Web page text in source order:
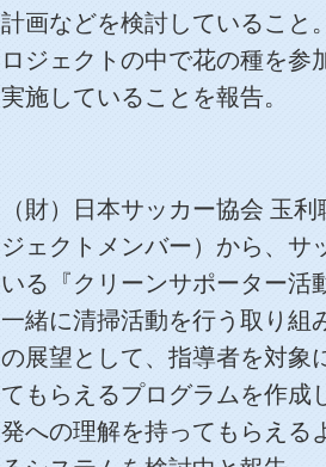
計画などを検討していること
ロジェクトの中で花の種を参
実施していることを報告。
（財）日本サッカー協会 玉
ジェクトメンバー）から、サ
いる『クリーンサポーター活
一緒に清掃活動を行う取り組
の展望として、指導者を対象
てもらえるプログラムを作成
発への理解を持ってもらえる